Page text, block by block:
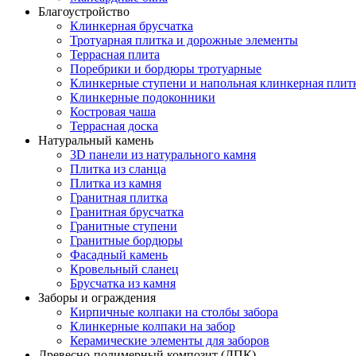
Благоустройство
Клинкерная брусчатка
Тротуарная плитка и дорожные элементы
Террасная плита
Поребрики и бордюры тротуарные
Клинкерные ступени и напольная клинкерная
Клинкерные подоконники
Костровая чаша
Террасная доска
Натуральный камень
3D панели из натурального камня
Плитка из сланца
Плитка из камня
Гранитная плитка
Гранитная брусчатка
Гранитные ступени
Гранитные бордюры
Фасадный камень
Кровельный сланец
Брусчатка из камня
Заборы и ограждения
Кирпичные колпаки на столбы забора
Клинкерные колпаки на забор
Керамические элементы для заборов